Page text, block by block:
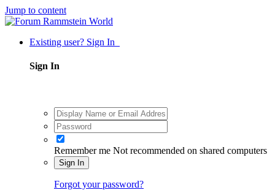
Jump to content
Existing user? Sign In
Sign In
Remember me Not recommended on shared computers
Sign In
Forgot your password?